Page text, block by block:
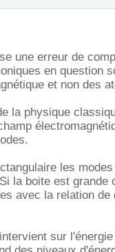
une erreur de
en question
et non des
la physique
les
la boite est grande
avec la relation de
sur